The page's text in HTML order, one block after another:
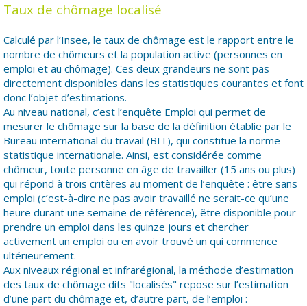
Taux de chômage localisé
Calculé par l’Insee, le taux de chômage est le rapport entre le
nombre de chômeurs et la population active (personnes en
emploi et au chômage). Ces deux grandeurs ne sont pas
directement disponibles dans les statistiques courantes et font
donc l’objet d’estimations.
Au niveau national, c’est l’enquête Emploi qui permet de
mesurer le chômage sur la base de la définition établie par le
Bureau international du travail (BIT), qui constitue la norme
statistique internationale. Ainsi, est considérée comme
chômeur, toute personne en âge de travailler (15 ans ou plus)
qui répond à trois critères au moment de l’enquête : être sans
emploi (c’est-à-dire ne pas avoir travaillé ne serait-ce qu’une
heure durant une semaine de référence), être disponible pour
prendre un emploi dans les quinze jours et chercher
activement un emploi ou en avoir trouvé un qui commence
ultérieurement.
Aux niveaux régional et infrarégional, la méthode d’estimation
des taux de chômage dits "localisés" repose sur l’estimation
d’une part du chômage et, d’autre part, de l’emploi :